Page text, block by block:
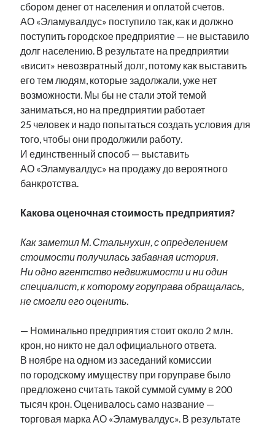
сбором денег от населения и оплатой счетов.
АО «Эламувалдус» поступило так, как и должно
поступить городское предприятие — не выставило
долг населению. В результате на предприятии
«висит» невозвратный долг, потому как выставить
его тем людям, которые задолжали, уже нет
возможности. Мы бы не стали этой темой
заниматься, но на предприятии работает
25 человек и надо попытаться создать условия для
того, чтобы они продолжили работу.
И единственный способ — выставить
АО «Эламувалдус» на продажу до вероятного
банкротства.
Какова оценочная стоимость предприятия?
Как заметил М. Стальнухин, с определением
стоимости получилась забавная история.
Ни одно агентство недвижимости и ни один
специалист, к которому горуправа обращалась,
не смогли его оценить.
— Номинально предприятия стоит около 2 млн.
крон, но никто не дал официального ответа.
В ноябре на одном из заседаний комиссии
по городскому имуществу при горуправе было
предложено считать такой суммой сумму в 200
тысяч крон. Оценивалось само название —
торговая марка АО «Эламувалдус». В результате